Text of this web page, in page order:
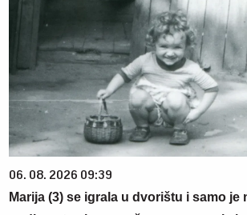
06. 08. 2026 09:39
Marija (3) se igrala u dvorištu i samo je